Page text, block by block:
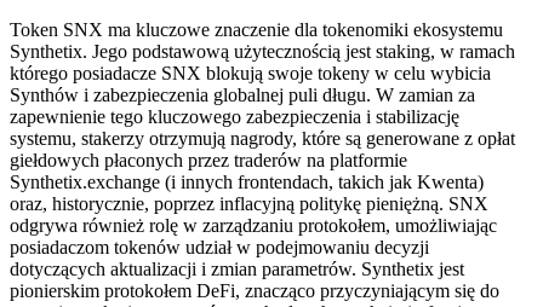
Token SNX ma kluczowe znaczenie dla tokenomiki ekosystemu
Synthetix. Jego podstawową użytecznością jest staking, w ramach
którego posiadacze SNX blokują swoje tokeny w celu wybicia
Synthów i zabezpieczenia globalnej puli długu. W zamian za
zapewnienie tego kluczowego zabezpieczenia i stabilizację
systemu, stakerzy otrzymują nagrody, które są generowane z opłat
giełdowych płaconych przez traderów na platformie
Synthetix.exchange (i innych frontendach, takich jak Kwenta)
oraz, historycznie, poprzez inflacyjną politykę pieniężną. SNX
odgrywa również rolę w zarządzaniu protokołem, umożliwiając
posiadaczom tokenów udział w podejmowaniu decyzji
dotyczących aktualizacji i zmian parametrów. Synthetix jest
pionierskim protokołem DeFi, znacząco przyczyniającym się do